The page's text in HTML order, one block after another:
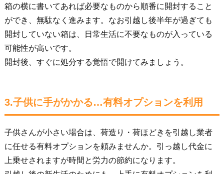
箱の横に書いてあれば必要なものから順番に開封すること
ができ、無駄なく進みます。なお引越し後半年が過ぎても
開封していない箱は、日常生活に不要なものが入っている
可能性が高いです。
開封後、すぐに処分する覚悟で開けてみましょう。
3.子供に手がかかる…有料オプションを利用
子供さんが小さい場合は、荷造り・荷ほどきを引越し業者
に任せる有料オプションを頼みませんか。引っ越し代金に
上乗せされますが時間と労力の節約になります。